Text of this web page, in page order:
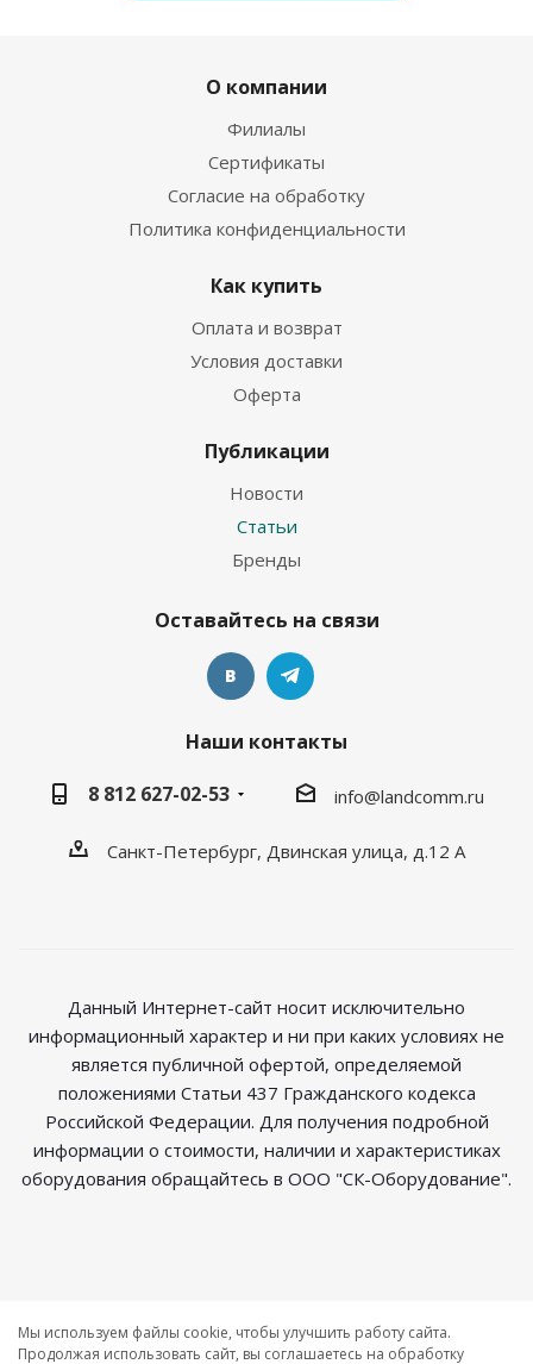
О компании
Филиалы
Сертификаты
Согласие на обработку
Политика конфиденциальности
Как купить
Оплата и возврат
Условия доставки
Оферта
Публикации
Новости
Статьи
Бренды
Оставайтесь на связи
Наши контакты
8 812 627-02-53
info@landcomm.ru
Санкт-Петербург, Двинская улица, д.12 А
Данный Интернет-сайт носит исключительно
информационный характер и ни при каких условиях не
является публичной офертой, определяемой
положениями Статьи 437 Гражданского кодекса
Российской Федерации. Для получения подробной
информации о стоимости, наличии и характеристиках
оборудования обращайтесь в ООО "СК-Оборудование".
Мы используем файлы cookie, чтобы улучшить работу сайта.
Продолжая использовать сайт, вы соглашаетесь на обработку